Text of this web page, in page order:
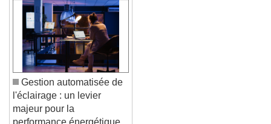
Gestion automatisée de
l'éclairage : un levier
majeur pour la